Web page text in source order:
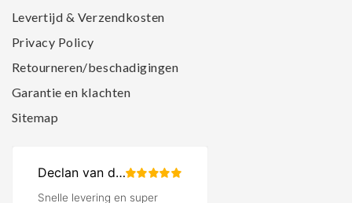
Levertijd & Verzendkosten
Privacy Policy
Retourneren/beschadigingen
Garantie en klachten
Sitemap